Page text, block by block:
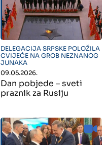
" alt="">
DELEGACIJA SRPSKE POLOŽILA
CVIJEĆE NA GROB NEZNANOG
JUNAKA
09.05.2026.
Dan pobjede – sveti
praznik za Rusiju